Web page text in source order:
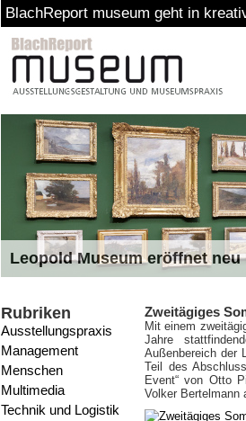
BlachReport museum geht in
Leopold Museum eröffnet
Rubriken
Ausstellungspraxis
Management
Menschen
Multimedia
Technik und Logistik
Zweitägiges
Mit einem
Jahre
Außenbereich der
Teil des
Event“ von Otto
Volker Bertelmann